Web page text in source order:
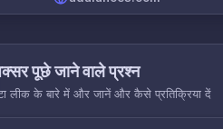
पूछे जाने वाले प्रश्न
लीक के बारे में और जानें और कैसे प्रतिक्रिया दें